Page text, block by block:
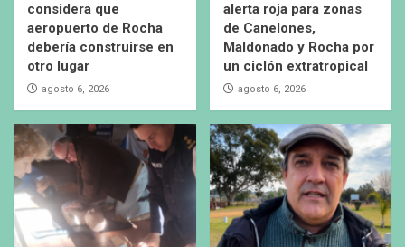
considera que
aeropuerto de Rocha
debería construirse en
otro lugar
agosto 6, 2026
alerta roja para zonas
de Canelones,
Maldonado y Rocha por
un ciclón extratropical
agosto 6, 2026